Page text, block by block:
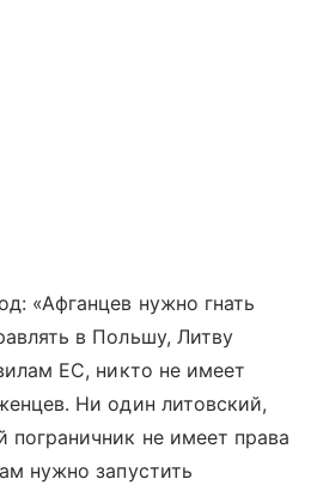
«Афганцев нужно гнать
в Польшу, Литву
ЕС, никто не имеет
Ни один литовский,
пограничник не имеет права
нужно запустить